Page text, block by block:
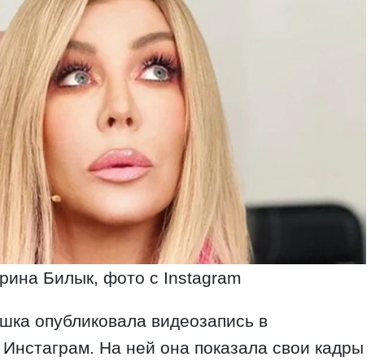
Билык, фото с Instagram
опубликовала видеозапись в
На ней она показала свои кадры